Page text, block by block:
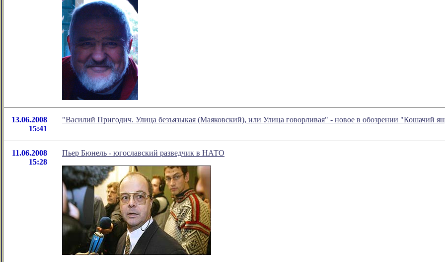
13.06.2008
15:41
"Василий Пригодич. Улица безъязыкая (Маяковский), или Улица говорливая" - новое в обозрении "Кошачий
11.06.2008
15:28
Пьер Бюнель - югославский разведчик в НАТО